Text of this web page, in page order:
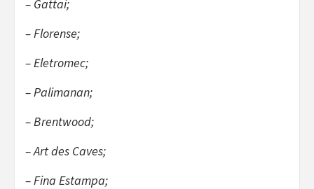
– Gattai;
– Florense;
– Eletromec;
– Palimanan;
– Brentwood;
– Art des Caves;
– Fina Estampa;